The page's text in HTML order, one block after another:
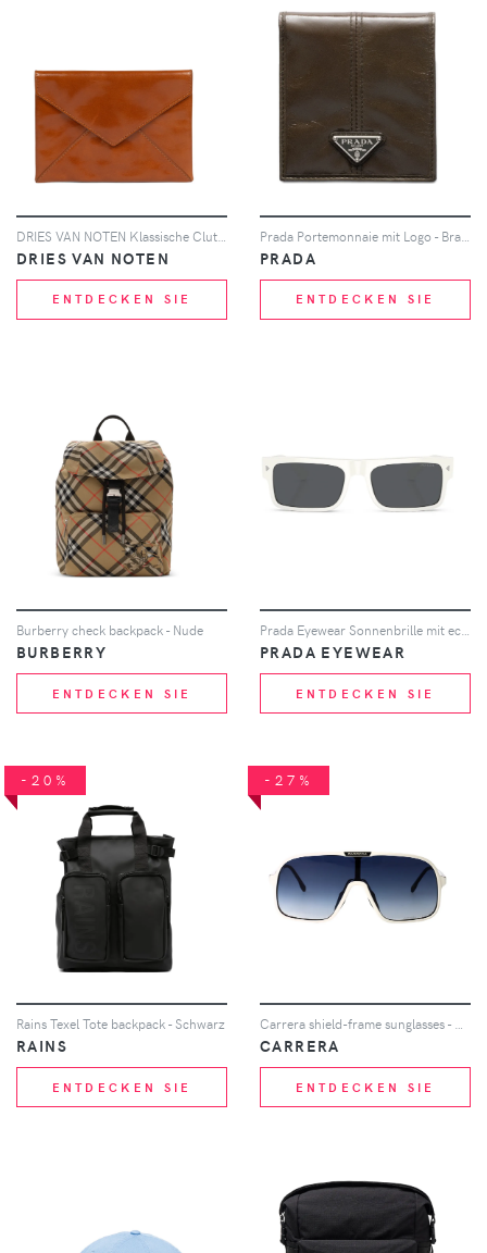
DRIES VAN NOTEN
ENTDECKEN SIE
PRADA
ENTDECKEN SIE
Burberry check backpack - Nude
BURBERRY
ENTDECKEN SIE
PRADA EYEWEAR
ENTDECKEN SIE
-20%
Rains Texel Tote backpack - Schwarz
RAINS
ENTDECKEN SIE
-27%
CARRERA
ENTDECKEN SIE